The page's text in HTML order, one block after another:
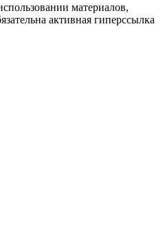
материалов,
активная гиперссылка